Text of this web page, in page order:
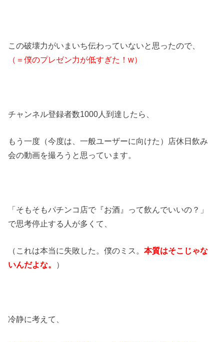
この破壊力がいまいち伝わっていないと思ったので、
（＝僕のプレゼン力が低すぎた！w）
チャンネル登録者数1000人到達したら、
もう一度（今度は、一般ユーザーに向けた）店休日飲み
会の動画を撮ろうと思っています。
「そもそもパチンコ店で『お酒』って飲んでいいの？」
で思考停止する人が多くて、
（これは本当に失敗した。僕のミス。本質はそこじゃな
いんだよな。 ）
冷静に考えて、